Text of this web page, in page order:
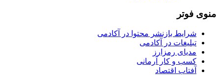
منوی فوتر
شرایط بازنشر محتوا در آکادمی
تبلیغات در آکادمی
مدیای رمزارز
کسب و کار آرمانی
آفتاب اقتصاد